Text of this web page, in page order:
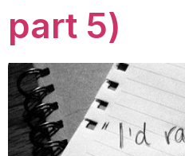
part 5)